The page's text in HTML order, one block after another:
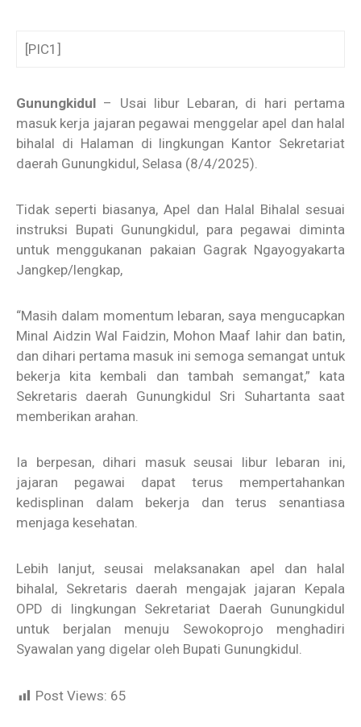
[PIC1]
Gunungkidul – Usai libur Lebaran, di hari pertama
masuk kerja jajaran pegawai menggelar apel dan halal
bihalal di Halaman di lingkungan Kantor Sekretariat
daerah Gunungkidul, Selasa (8/4/2025).
Tidak seperti biasanya, Apel dan Halal Bihalal sesuai
instruksi Bupati Gunungkidul, para pegawai diminta
untuk menggukanan pakaian Gagrak Ngayogyakarta
Jangkep/lengkap,
“Masih dalam momentum lebaran, saya mengucapkan
Minal Aidzin Wal Faidzin, Mohon Maaf lahir dan batin,
dan dihari pertama masuk ini semoga semangat untuk
bekerja kita kembali dan tambah semangat,” kata
Sekretaris daerah Gunungkidul Sri Suhartanta saat
memberikan arahan.
Ia berpesan, dihari masuk seusai libur lebaran ini,
jajaran pegawai dapat terus mempertahankan
kedisplinan dalam bekerja dan terus senantiasa
menjaga kesehatan.
Lebih lanjut, seusai melaksanakan apel dan halal
bihalal, Sekretaris daerah mengajak jajaran Kepala
OPD di lingkungan Sekretariat Daerah Gunungkidul
untuk berjalan menuju Sewokoprojo menghadiri
Syawalan yang digelar oleh Bupati Gunungkidul.
Post Views: 65